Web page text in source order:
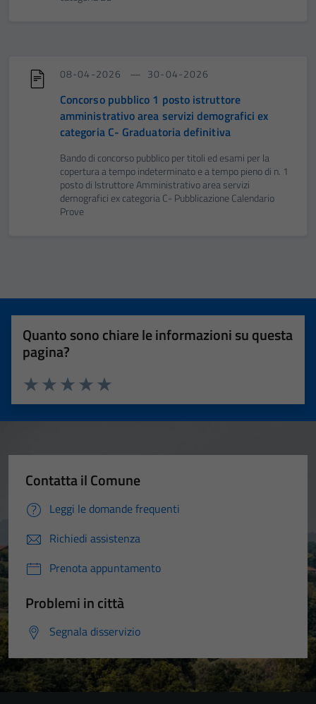
08-04-2026 30-04-2026
Concorso pubblico 1 posto istruttore
amministrativo area servizi demografici ex
categoria C- Graduatoria definitiva
Bando di concorso pubblico per titoli ed esami per la
copertura a tempo indeterminato e a tempo pieno di n. 1
posto di Istruttore Amministrativo area servizi
demografici ex categoria C- Pubblicazione Calendario
Prove
Quanto sono chiare le informazioni su questa
pagina?
Valuta 5 stelle su 5
Valuta 4 stelle su 5
Valuta 3 stelle su 5
Valuta 2 stelle su 5
Valuta 1 stelle su 5
Contatta il Comune
Leggi le domande frequenti
Richiedi assistenza
Prenota appuntamento
Problemi in città
Segnala disservizio